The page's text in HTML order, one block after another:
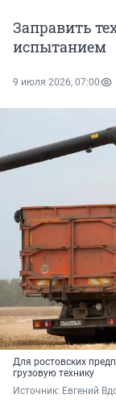
Заправить
испытанием
9 июля 2026, 07:00
Для ростовских
грузовую технику
Источник: Евгений